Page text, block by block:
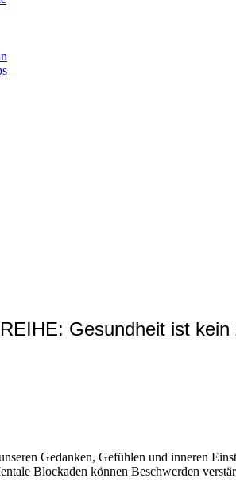
Gesundheit ist
Gedanken, Gefühlen und inneren
Blockaden können Beschwerden